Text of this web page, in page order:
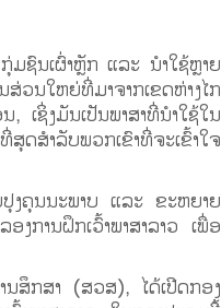
ຊົນເຜົ່າຫຼັກ ແລະ ນໍາໃຊ້ຫຼາຍ
ວນໃຫຍ່ທີ່ມາຈາກເຂດຫ່າງໄກ
ຊິ່ງມັນເປັນພາສາທີ່ນໍາໃຊ້ໃນ
ດສໍາລັບພວກເຂົາທີ່ຈະເຂົ້າໃຈ
ງຄຸນນະພາບ ແລະ ຂະຫຍາຍ
ການຝຶກເວົ້າພາສາລາວ ເພື່ອ
ສຶກສາ (ສວສ), ໄດ້ເປີດກອງ